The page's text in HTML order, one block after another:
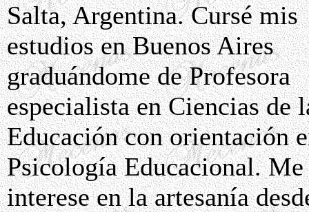
Salta, Argentina. Cursé mis
estudios en Buenos Aires
graduándome de Profesora
especialista en Ciencias de
Educación con orientación
Psicología Educacional. Me
interese en la artesanía